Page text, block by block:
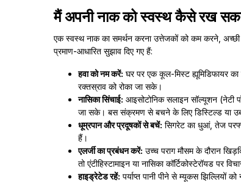
मैं अपनी नाक को स्वस्थ कैसे रख
एक स्वस्थ नाक का समर्थन करना उत्तेजकों को कम करने, अच्छी
प्रमाण-आधारित सुझाव दिए गए हैं:
हवा को नम करें: घर पर एक कूल-मिस्ट ह्यूमिडिफायर
रक्तस्राव को रोका जा सके।
नासिका सिंचाई: आइसोटोनिक सलाइन सॉल्यूशन (नेटी
जा सके। बस संक्रमण से बचने के लिए डिस्टिल्ड या
धूम्रपान और प्रदूषकों से बचें: सिगरेट का धुआं, तेज
हैं।
एलर्जी का प्रबंधन करें: उच्च पराग मौसम के दौरान
तो एंटीहिस्टामाइन या नासिका कॉर्टिकोस्टेरॉयड पर
हाइड्रेटेड रहें: पर्याप्त पानी पीने से म्यूकस झिल्लियों